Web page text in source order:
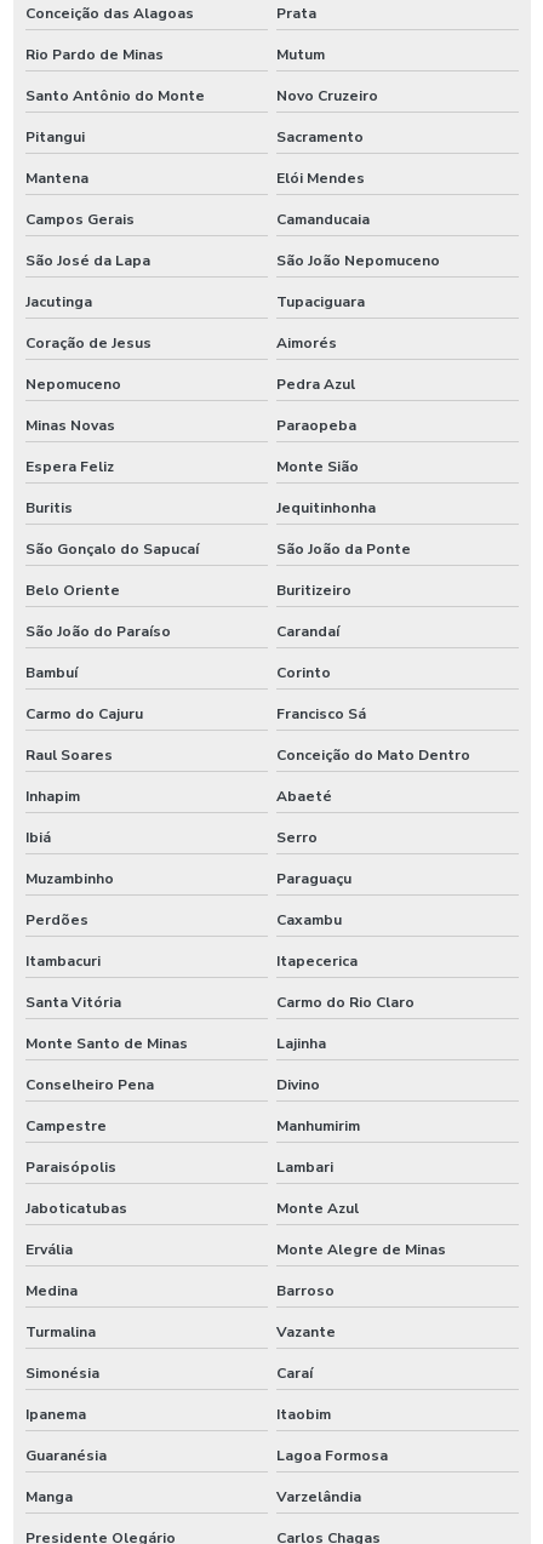
Conceição das Alagoas Prata
Rio Pardo de Minas Mutum
Santo Antônio do Monte Novo Cruzeiro
Pitangui Sacramento
Mantena Elói Mendes
Campos Gerais Camanducaia
São José da Lapa São João Nepomuceno
Jacutinga Tupaciguara
Coração de Jesus Aimorés
Nepomuceno Pedra Azul
Minas Novas Paraopeba
Espera Feliz Monte Sião
Buritis Jequitinhonha
São Gonçalo do Sapucaí São João da Ponte
Belo Oriente Buritizeiro
São João do Paraíso Carandaí
Bambuí Corinto
Carmo do Cajuru Francisco Sá
Raul Soares Conceição do Mato Dentro
Inhapim Abaeté
Ibiá Serro
Muzambinho Paraguaçu
Perdões Caxambu
Itambacuri Itapecerica
Santa Vitória Carmo do Rio Claro
Monte Santo de Minas Lajinha
Conselheiro Pena Divino
Campestre Manhumirim
Paraisópolis Lambari
Jaboticatubas Monte Azul
Ervália Monte Alegre de Minas
Medina Barroso
Turmalina Vazante
Simonésia Caraí
Ipanema Itaobim
Guaranésia Lagoa Formosa
Manga Varzelândia
Presidente Olegário Carlos Chagas